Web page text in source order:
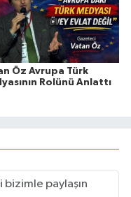
Öz Avrupa Türk
Rolünü Anlattı